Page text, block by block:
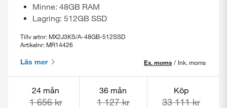
Minne: 48GB RAM
Lagring: 512GB SSD
Tillv artnr: MX2J3KS/A-48GB-512SSD
Artikelnr: MR14426
Läs mer Ex. moms / Ink. moms
24 mån
1 656 kr
36 mån
1 127 kr
Köp
33 111 kr